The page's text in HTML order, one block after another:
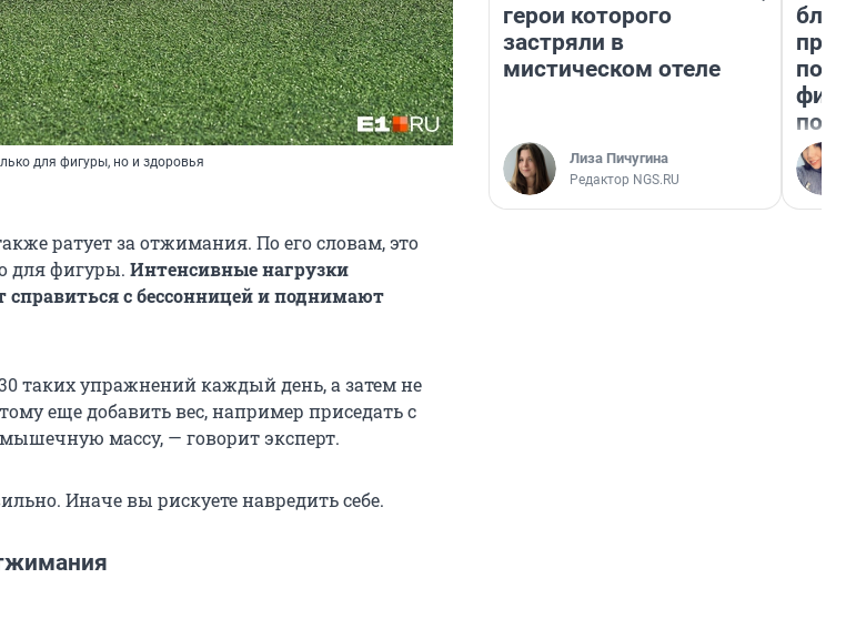
для фигуры, но и здоровья
ратует за отжимания. По его словам, это
для фигуры. Интенсивные нагрузки
с бессонницей и поднимают
таких упражнений каждый день, а затем не
еще добавить вес, например приседать с
массу, — говорит эксперт.
Иначе вы рискуете навредить себе.
герои которого
застряли в
мистическом отеле
Лиза Пичугина
Редактор NGS.RU